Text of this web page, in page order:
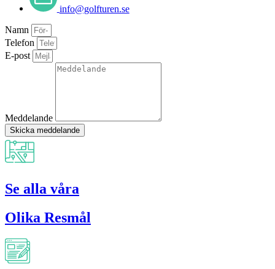
info@golfturen.se
Namn
Telefon
E-post
Meddelande
Skicka meddelande
Se alla våra
Olika Resmål